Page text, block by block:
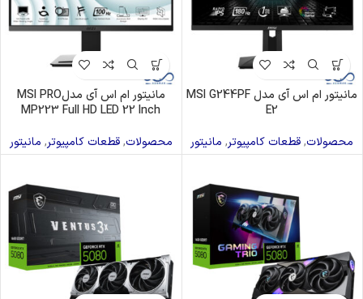
مانیتور ام اس آی مدل MSI G244PF
E2
محصولات,قطعات کامپیوتر, مانیتور
مانیتور ام اس آی مدلMSI PRO
MP223 Full HD LED 22 Inch
محصولات,قطعات کامپیوتر, مانیتور